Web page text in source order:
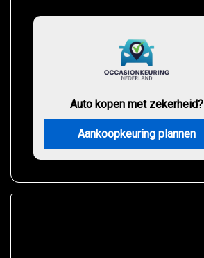
Auto kopen met zekerheid?
Aankoopkeuring plannen